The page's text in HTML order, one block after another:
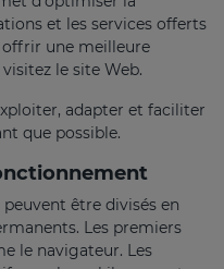
et les services offerts
une meilleure
le site Web.
adapter et faciliter
que possible.
peuvent être divisés en
Les premiers
le navigateur. Les